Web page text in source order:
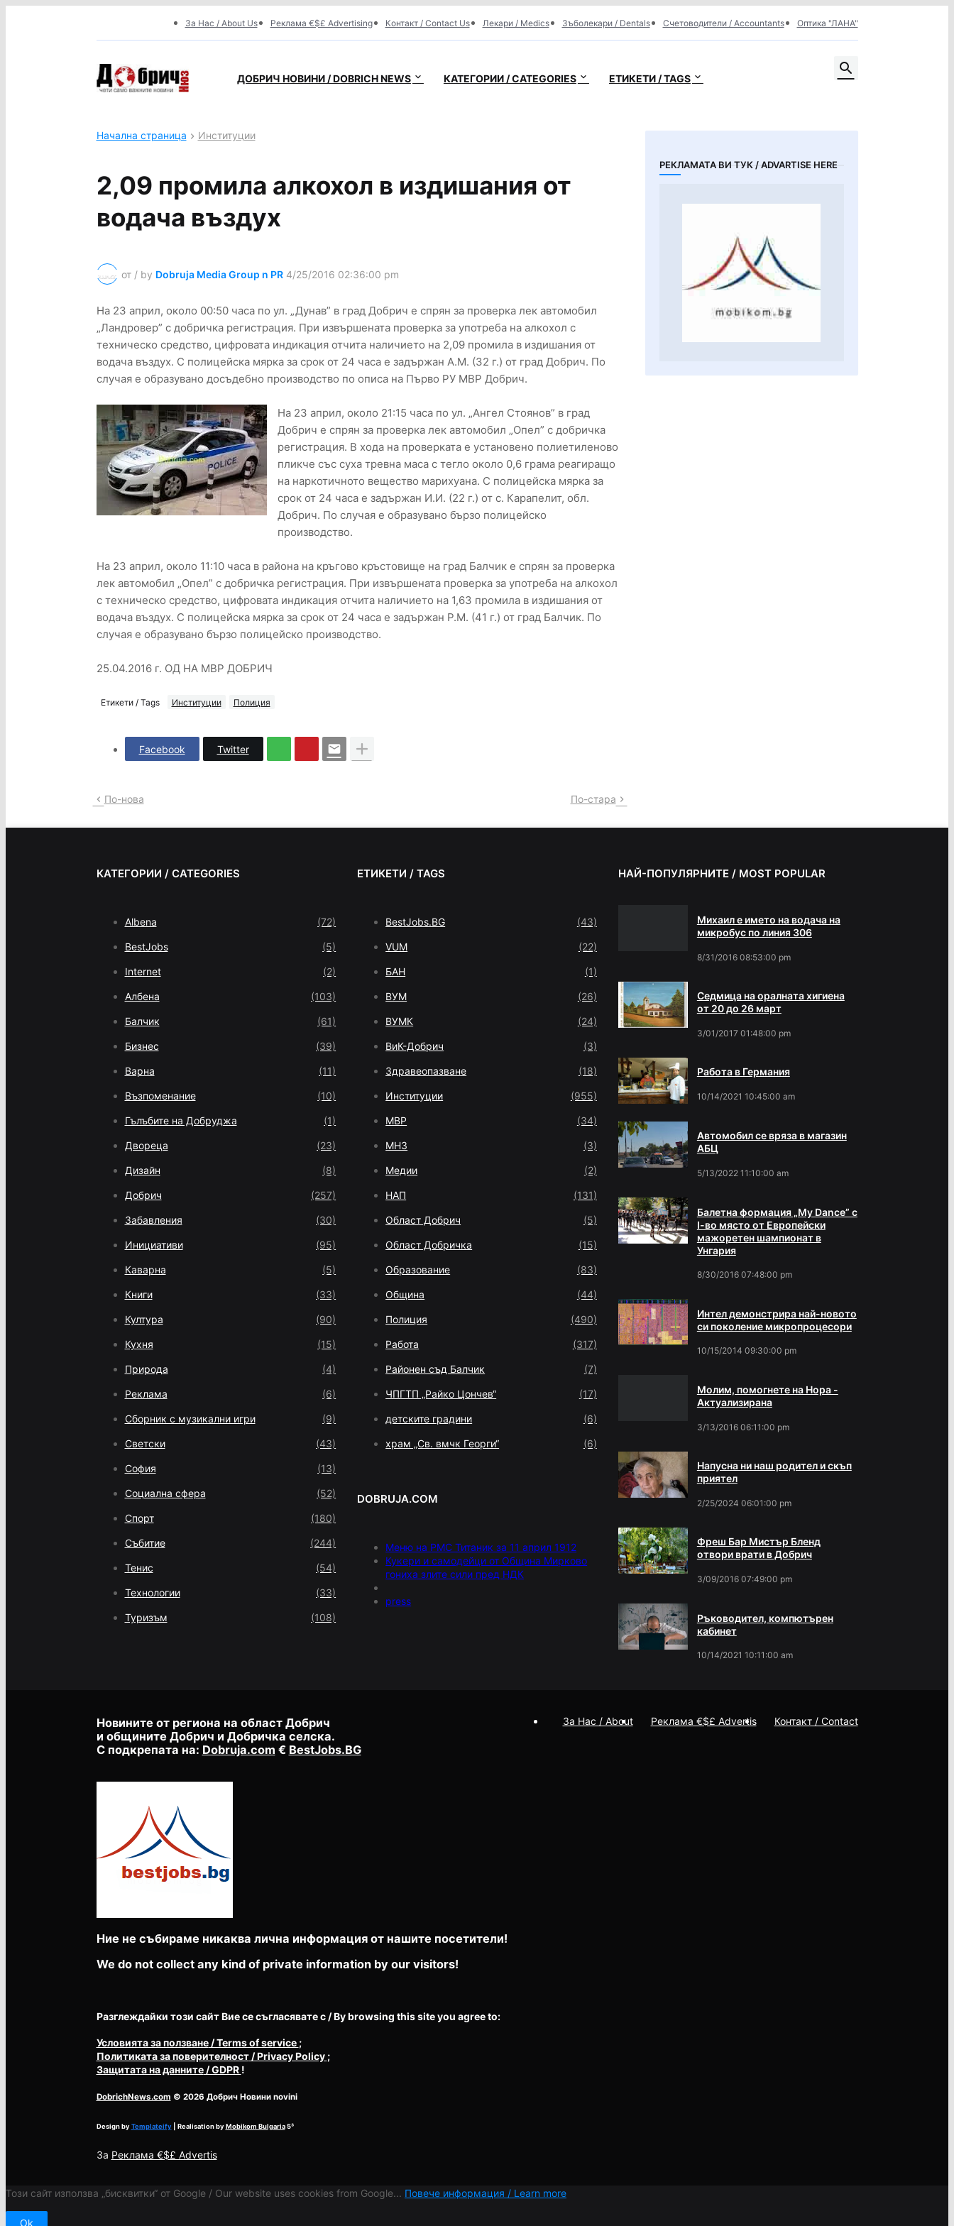
За Нас / About Us Реклама €$£ Advertising Контакт / Contact Us Лекари / Medics Зъболекари / Dentals Счетоводители / Accountants Оптика "ЛАНА"
ДОБРИЧ НОВИНИ / DOBRICH NEWS КАТЕГОРИИ / CATEGORIES ЕТИКЕТИ / TAGS
Начална страница Институции
2,09 промила алкохол в издишания от
водача въздух
от / by Dobruja Media Group n PR 4/25/2016 02:36:00 pm
На 23 април, около 00:50 часа по ул. „Дунав” в град Добрич е спрян за проверка лек автомобил
„Ландровер” с добричка регистрация. При извършената проверка за употреба на алкохол с
техническо средство, цифровата индикация отчита наличието на 2,09 промила в издишания от
водача въздух. С полицейска мярка за срок от 24 часа е задържан А.М. (32 г.) от град Добрич. По
случая е образувано досъдебно производство по описа на Първо РУ МВР Добрич.
На 23 април, около 21:15 часа по ул. „Ангел Стоянов” в град
Добрич е спрян за проверка лек автомобил „Опел” с добричка
регистрация. В хода на проверката е установено полиетиленово
пликче със суха тревна маса с тегло около 0,6 грама реагиращо
на наркотичното вещество марихуана. С полицейска мярка за
срок от 24 часа е задържан И.И. (22 г.) от с. Карапелит, обл.
Добрич. По случая е образувано бързо полицейско
производство.
На 23 април, около 11:10 часа в района на кръгово кръстовище на град Балчик е спрян за проверка
лек автомобил „Опел” с добричка регистрация. При извършената проверка за употреба на алкохол
с техническо средство, цифровата индикация отчита наличието на 1,63 промила в издишания от
водача въздух. С полицейска мярка за срок от 24 часа е задържан Р.М. (41 г.) от град Балчик. По
случая е образувано бързо полицейско производство.
25.04.2016 г. ОД НА МВР ДОБРИЧ
Етикети / Tags Институции Полиция
Facebook Twitter
По-нова По-стара
РЕКЛАМАТА ВИ ТУК / ADVARTISE HERE
КАТЕГОРИИ / CATEGORIES
Albena (72)
BestJobs (5)
Internet (2)
Албена (103)
Балчик (61)
Бизнес (39)
Варна (11)
Възпоменание (10)
Гълъбите на Добруджа (1)
Двореца (23)
Дизайн (8)
Добрич (257)
Забавления (30)
Инициативи (95)
Каварна (5)
Книги (33)
Култура (90)
Кухня (15)
Природа (4)
Реклама (6)
Сборник с музикални игри (9)
Светски (43)
София (13)
Социална сфера (52)
Спорт (180)
Събитие (244)
Тенис (54)
Технологии (33)
Туризъм (108)
ЕТИКЕТИ / TAGS
BestJobs.BG (43)
VUM (22)
БАН (1)
ВУМ (26)
ВУМК (24)
ВиК-Добрич (3)
Здравеопазване (18)
Институции (955)
МВР (34)
МНЗ (3)
Медии (2)
НАП (131)
Област Добрич (5)
Област Добричка (15)
Образование (83)
Община (44)
Полиция (490)
Работа (317)
Районен съд Балчик (7)
ЧПГТП „Райко Цончев“ (17)
детските градини (6)
храм „Св. вмчк Георги“ (6)
DOBRUJA.COM
Меню на РМС Титаник за 11 април 1912
Кукери и самодейци от Община Мирково
гониха злите сили пред НДК
press
НАЙ-ПОПУЛЯРНИТЕ / MOST POPULAR
Михаил е името на водача на
микробус по линия 306
8/31/2016 08:53:00 pm
Седмица на оралната хигиена
от 20 до 26 март
3/01/2017 01:48:00 pm
Работа в Германия
10/14/2021 10:45:00 am
Автомобил се вряза в магазин
АБЦ
5/13/2022 11:10:00 am
Балетна формация „My Dance” с
І-во място от Европейски
мажоретен шампионат в
Унгария
8/30/2016 07:48:00 pm
Интел демонстрира най-новото
си поколение микропроцесори
10/15/2014 09:30:00 pm
Молим, помогнете на Нора -
Актуализирана
3/13/2016 06:11:00 pm
Напусна ни наш родител и скъп
приятел
2/25/2024 06:01:00 pm
Фреш Бар Мистър Бленд
отвори врати в Добрич
3/09/2016 07:49:00 pm
Ръководител, компютърен
кабинет
10/14/2021 10:11:00 am
Новините от региона на област Добрич
и общините Добрич и Добричка селска.
С подкрепата на: Dobruja.com € BestJobs.BG
Ние не събираме никаква лична информация от нашите посетители!
We do not collect any kind of private information by our visitors!
Разглеждайки този сайт Вие се съгласявате с / By browsing this site you agree to:
Условията за ползване/ Terms of service ;
Политиката за поверителност/ Privacy Policy ;
Защитата на данните/ GDPR !
DobrichNews.com © 2026 Добрич Новини novini
Design byTemplateify| Realisation byMobikom Bulgaria5³
За Реклама €$£ Advertis
За Нас / About Реклама €$£ Advertis Контакт / Contact
Този сайт използва „бисквитки“ от Google / Our website uses cookies from Google... Повече информация / Learn more
Ok